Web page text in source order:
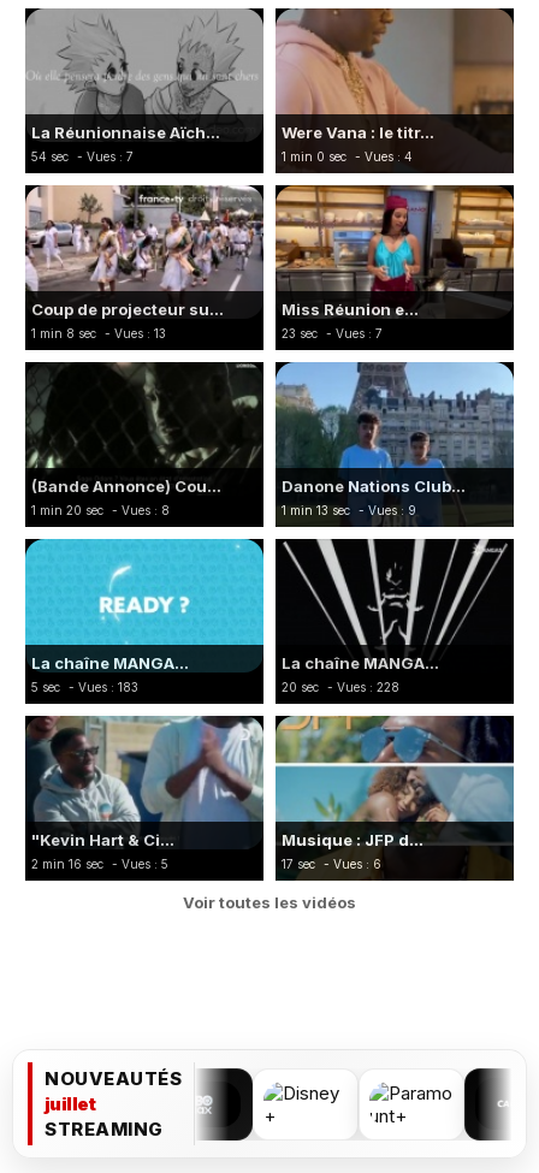
La Réunionnaise Aïch...
54 sec - Vues : 7
Were Vana : le titr...
1 min 0 sec - Vues : 4
Coup de projecteur su...
1 min 8 sec - Vues : 13
Miss Réunion e...
23 sec - Vues : 7
(Bande Annonce) Cou...
1 min 20 sec - Vues : 8
Danone Nations Club...
1 min 13 sec - Vues : 9
La chaîne MANGA...
5 sec - Vues : 183
La chaîne MANGA...
20 sec - Vues : 228
"Kevin Hart & Ci...
2 min 16 sec - Vues : 5
Musique : JFP d...
17 sec - Vues : 6
Voir toutes les vidéos
NOUVEAUTÉS
juillet
STREAMING